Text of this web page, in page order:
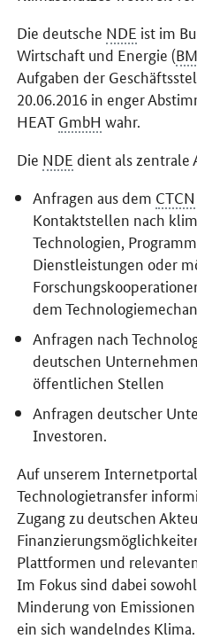
Die deutsche NDE ist im
Wirtschaft und Energie (
Aufgaben der
20.06.2016 in enger
HEAT GmbH wahr.
Die NDE dient als zentrale
Anfragen aus dem CTCN
Kontaktstellen nach
Technologien,
Dienstleistungen oder
dem
Anfragen nach
deutschen
öffentlichen Stellen
Anfragen deutscher
Investoren.
Auf unserem
Technologietransfer
Zugang zu deutschen
Plattformen und
Im Fokus sind dabei
Minderung von
ein sich wandelndes Klima.